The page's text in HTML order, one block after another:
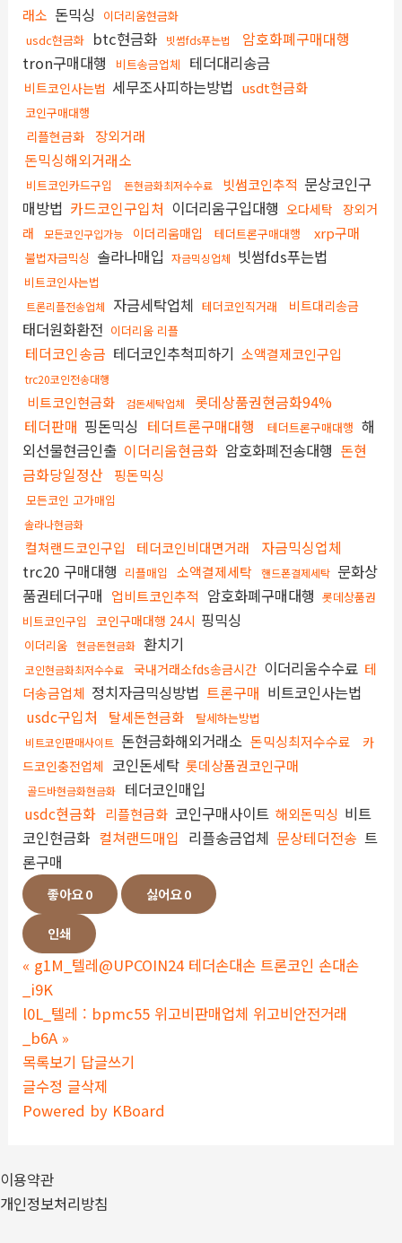
래소 돈믹싱
이더리움현금화
usdc현금화 btc현금화 빗썸fds푸는법
암호화폐구매대행
tron구매대행
비트송금업체 테더대리송금
비트코인사는법 세무조사피하는방법 usdt현금화
코인구매대행
리플현금화 장외거래
돈믹싱해외거래소
비트코인카드구입 돈현금화최저수수료 빗썸코인추적 문상코인구
매방법 카드코인구입처 이더리움구입대행 오다세탁
장외거
래
모든코인구입가능 이더리움매입 테더트론구매대행 xrp구매
불법자금믹싱 솔라나매입 자금믹싱업체 빗썸fds푸는법
비트코인사는법
트론리플전송업체 자금세탁업체 테더코인직거래 비트대리송금
태더원화환전 이더리움 리플
테더코인송금 테더코인추척피하기 소액결제코인구입
trc20코인전송대행
비트코인현금화 검돈세탁업체
롯데상품권현금화94%
테더판매 핑돈믹싱 테더트론구매대행 테더트론구매대행 해
외선물현금인출 이더리움현금화 암호화폐전송대행 돈현
금화당일정산
핑돈믹싱
모든코인 고가매입
솔라나현금화
컬쳐랜드코인구입 테더코인비대면거래
자금믹싱업체
trc20 구매대행 리플매입 소액결제세탁 핸드폰결제세탁 문화상
품권테더구매 업비트코인추적 암호화폐구매대행 롯데상품권
비트코인구입
코인구매대행 24시 핑믹싱
이더리움 현금돈현금화 환치기
코인현금화최저수수료 국내거래소fds송금시간 이더리움수수료 테
더송금업체 정치자금믹싱방법 트론구매 비트코인사는법
usdc구입처
탈세돈현금화 탈세하는방법
비트코인판매사이트 돈현금화해외거래소 돈믹싱최저수수료
카
드코인충전업체 코인돈세탁 롯데상품권코인구매
골드바현금화현금화
테더코인매입
usdc현금화 리플현금화 코인구매사이트 해외돈믹싱 비트
코인현금화 컬쳐랜드매입 리플송금업체 문상테더전송 트
론구매
좋아요0 싫어요0
인쇄
« g1M_텔레@UPCOIN24 테더손대손 트론코인 손대손
_i9K
l0L_텔레 : bpmc55 위고비판매업체 위고비안전거래
_b6A »
목록보기 답글쓰기
글수정 글삭제
Powered by KBoard
이용약관
개인정보처리방침